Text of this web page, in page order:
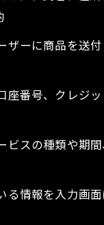
ーに商品を送
番号、クレジ
スの種類や期
情報を入力画